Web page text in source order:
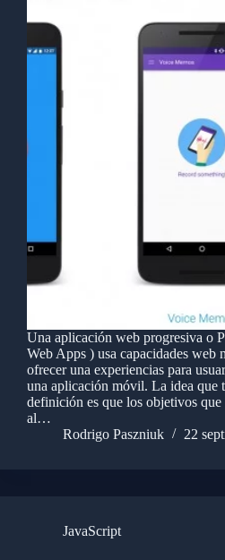
Una aplicación web progresiva o
Web Apps ) usa capacidades web
ofrecer una experiencias para
una aplicación móvil. La idea que
definición es que los objetivos que
al…
Rodrigo Paszniuk
22
JavaScript